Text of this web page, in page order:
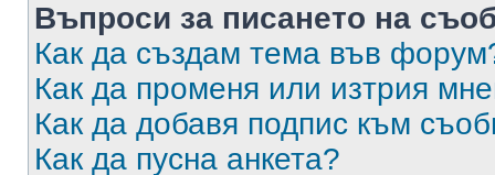
Въпроси за писането на
Как да създам тема във
Как да променя или изтрия
Как да добавя подпис към
Как да пусна анкета?